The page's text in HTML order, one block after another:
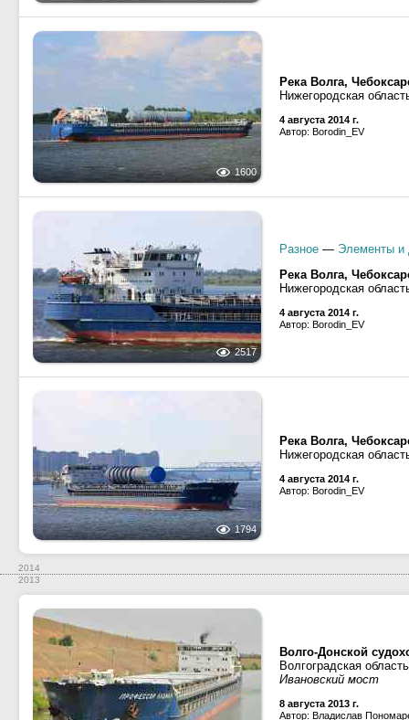
1600
Река Волга,
Нижегородская
4 августа 2014 г.
Автор: Borodin_EV
2517
Разное — Элементы и
Река Волга,
Нижегородская
4 августа 2014 г.
Автор: Borodin_EV
1794
Река Волга,
Нижегородская
4 августа 2014 г.
Автор: Borodin_EV
2014
2013
Волго-Донской
Волгоградская
Ивановский мост
8 августа 2013 г.
Автор: Владислав